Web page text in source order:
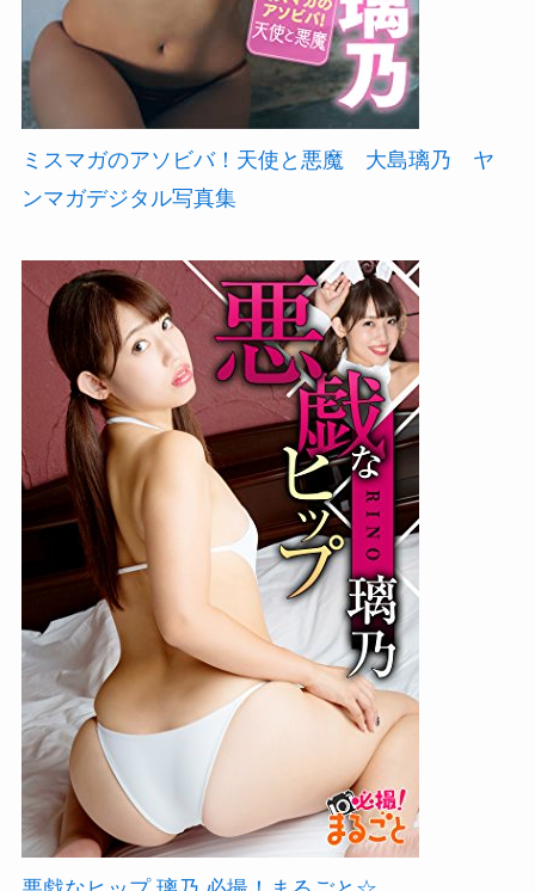
ミスマガのアソビバ！天使と悪魔 大島璃乃 ヤ
ンマガデジタル写真集